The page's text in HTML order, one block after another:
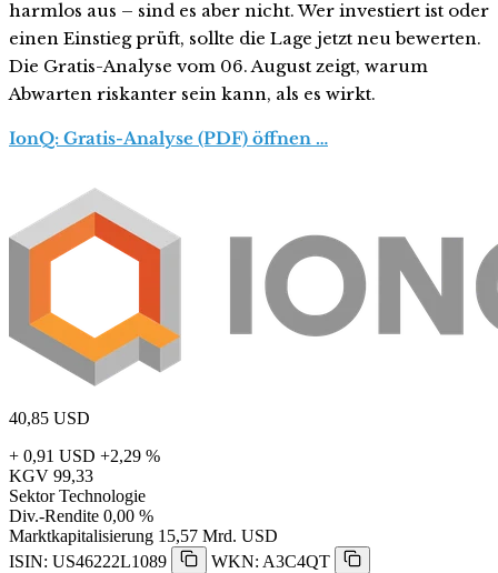
harmlos aus – sind es aber nicht. Wer investiert ist oder
einen Einstieg prüft, sollte die Lage jetzt neu bewerten.
Die Gratis-Analyse vom 06. August zeigt, warum
Abwarten riskanter sein kann, als es wirkt.
IonQ: Gratis-Analyse (PDF) öffnen …
40,85 USD
+ 0,91 USD +2,29 %
KGV 99,33
Sektor Technologie
Div.-Rendite 0,00 %
Marktkapitalisierung 15,57 Mrd. USD
ISIN: US46222L1089
WKN: A3C4QT